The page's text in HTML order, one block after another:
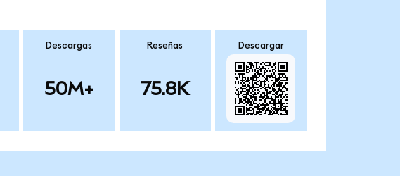
Descargas
50M+
Reseñas
75.8K
Descargar